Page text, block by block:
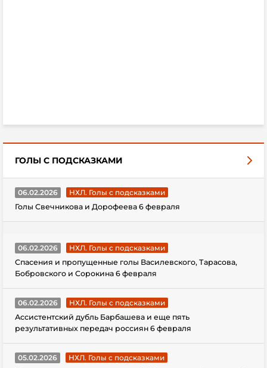
ГОЛЫ С ПОДСКАЗКАМИ
06.02.2026
НХЛ. Голы с подсказками
Голы Свечникова и Дорофеева 6 февраля
06.02.2026
НХЛ. Голы с подсказками
Спасения и пропущенные голы Василевского, Тарасова,
Бобровского и Сорокина 6 февраля
06.02.2026
НХЛ. Голы с подсказками
Ассистентский дубль Барбашева и еще пять
результативных передач россиян 6 февраля
05.02.2026
НХЛ. Голы с подсказками